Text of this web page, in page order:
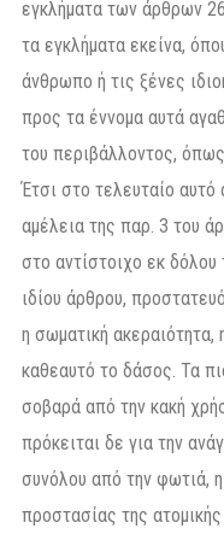
εγκλήματα των άρθρων
τα εγκλήματα εκείνα,
άνθρωπο ή τις ξένες
προς τα έννομα αυτά
του περιβάλλοντος,
Έτσι στο τελευταίο
αμέλεια της παρ. 3 του
στο αντίστοιχο εκ
ιδίου άρθρου,
η σωματική ακεραιότητα,
καθεαυτό το δάσος. Τα
σοβαρά από την κακή
πρόκειται δε για την
συνόλου από την φωτιά,
προστασίας της